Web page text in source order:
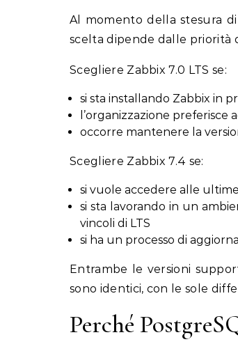
Al momento della stesura
scelta dipende dalle priorità
Scegliere Zabbix 7.0 LTS se:
si sta installando Zabbix in
l’organizzazione
occorre mantenere la
Scegliere Zabbix 7.4 se:
si vuole accedere alle
si sta lavorando in un
vincoli di LTS
si ha un processo di
Entrambe le versioni
sono identici, con le sole
Perché